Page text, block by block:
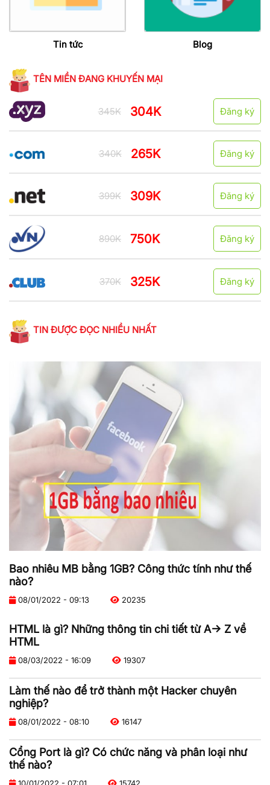
Tin tức Blog
TÊN MIỀN ĐANG KHUYẾN MẠI
345K 304K Đăng ký
340K 265K Đăng ký
399K 309K Đăng ký
890K 750K Đăng ký
370K 325K Đăng ký
TIN ĐƯỢC ĐỌC NHIỀU NHẤT
Bao nhiêu MB bằng 1GB? Công thức tính như thế
nào?
08/01/2022 - 09:13 20235
HTML là gì? Những thông tin chi tiết từ A-> Z về
HTML
08/03/2022 - 16:09 19307
Làm thế nào để trở thành một Hacker chuyên
nghiệp?
08/01/2022 - 08:10 16147
Cổng Port là gì? Có chức năng và phân loại như
thế nào?